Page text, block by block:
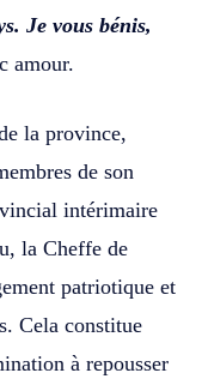
Je vous bénis,
amour.
la province,
de son
intérimaire
la Cheffe de
patriotique et
Cela constitue
à repousser